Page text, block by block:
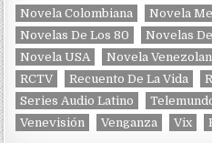
Novela Colombiana
Novela
Novelas De Los 80
Novelas
Novela USA
Novela
RCTV
Recuento De La Vida
Series Audio Latino
Venevisión
Venganza Vix